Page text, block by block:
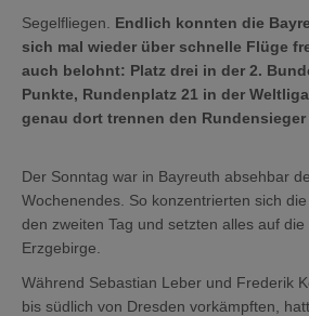
Segelfliegen. Endlich konnten die
sich mal wieder über schnelle Flüge
auch belohnt: Platz drei in der 2.
Punkte, Rundenplatz 21 in der
genau dort trennen den
Der Sonntag war in Bayreuth absehbar
Wochenendes. So konzentrierten sich
den zweiten Tag und setzten alles auf
Erzgebirge.
Während Sebastian Leber und Frederik
bis südlich von Dresden vorkämpften,